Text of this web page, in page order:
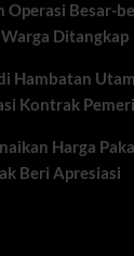
Operasi Besar-
Ditangkap
Hambatan
Kontrak
Harga
Beri Apresiasi